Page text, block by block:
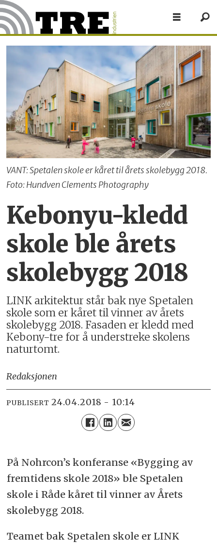
VANT: Spetalen skole er kåret til årets skolebygg 2018.
Foto: Hundven Clements Photography
Kebonyu-kledd
skole ble årets
skolebygg 2018
LINK arkitektur står bak nye Spetalen
skole som er kåret til vinner av årets
skolebygg 2018. Fasaden er kledd med
Kebony-tre for å understreke skolens
naturtomt.
Redaksjonen
PUBLISERT 24.04.2018 - 10:14
På Nohrcon’s konferanse «Bygging av
fremtidens skole 2018» ble Spetalen
skole i Råde kåret til vinner av Årets
skolebygg 2018.
Teamet bak Spetalen skole er LINK